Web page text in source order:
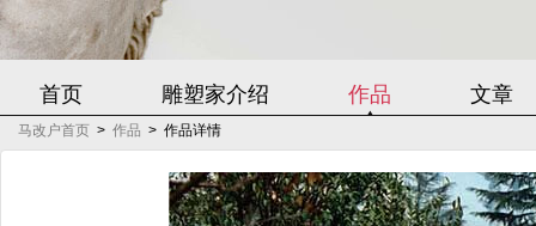
首页 雕塑家介绍 作品 文章
马改户首页 > 作品 > 作品详情